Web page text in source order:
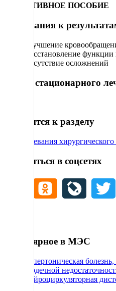
ОПЕРАТИВНОЕ ПОСОБИЕ
Требования к
Улучшение
Восстановление функции
Отсутствие осложнений
Сроки стационарного
Относится к разделу
72 Заболевания
Поделиться в соцсетях
Популярное в МЭС
Гипертоническая
сердечной
Нейроциркуляторная